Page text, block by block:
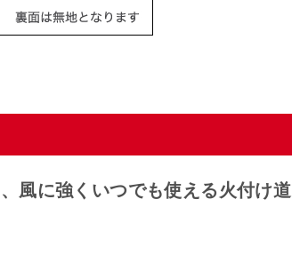
風に強くいつでも使える火付け道